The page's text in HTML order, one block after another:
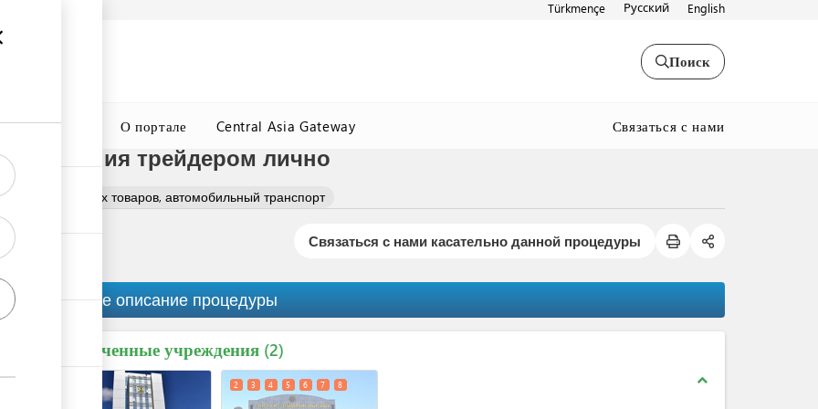
Türkmençe Русский English
Поиск
ГТСБТ О портале Central Asia Gateway Связаться с нами
трейдером лично
химических товаров, автомобильный транспорт
Связаться с нами касательно данной процедуры
Краткое описание процедуры
Вовлеченные учреждения 2
expand_less
2 3 4 5 6 7 8